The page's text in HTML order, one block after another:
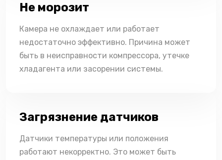
Не морозит
Камера не охлаждает или работает
недостаточно эффективно. Причина может
быть в неисправности компрессора, утечке
хладагента или засорении системы.
Загрязнение датчиков
Датчики температуры или положения
работают некорректно. Это может быть